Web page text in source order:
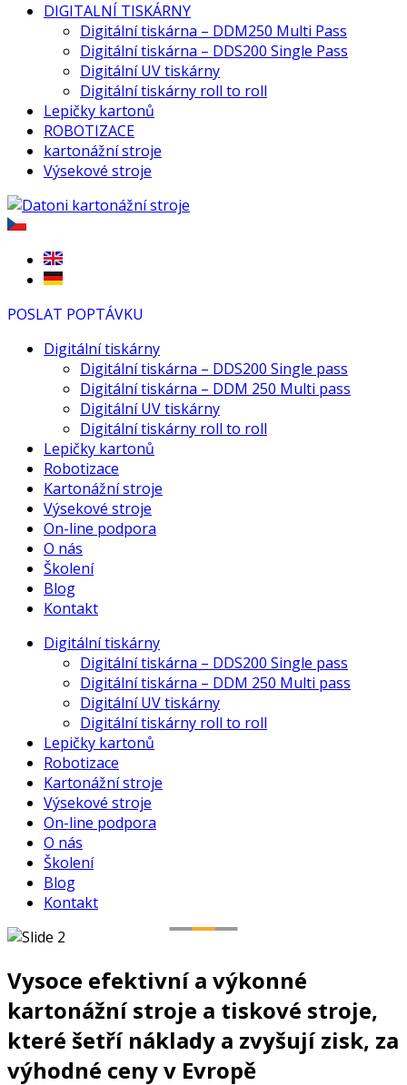
DIGITALNÍ TISKÁRNY
Digitální tiskárna – DDM250 Multi Pass
Digitální tiskárna – DDS200 Single Pass
Digitální UV tiskárny
Digitální tiskárny roll to roll
Lepičky kartonů
ROBOTIZACE
kartonážní stroje
Výsekové stroje
POSLAT POPTÁVKU
Digitální tiskárny
Digitální tiskárna – DDS200 Single pass
Digitální tiskárna – DDM 250 Multi pass
Digitální UV tiskárny
Digitální tiskárny roll to roll
Lepičky kartonů
Robotizace
Kartonážní stroje
Výsekové stroje
On-line podpora
O nás
Školení
Blog
Kontakt
Digitální tiskárny
Digitální tiskárna – DDS200 Single pass
Digitální tiskárna – DDM 250 Multi pass
Digitální UV tiskárny
Digitální tiskárny roll to roll
Lepičky kartonů
Robotizace
Kartonážní stroje
Výsekové stroje
On-line podpora
O nás
Školení
Blog
Kontakt
Vysoce efektivní a výkonné
kartonážní stroje a tiskové stroje,
které šetří náklady a zvyšují zisk, za
výhodné ceny v Evropě